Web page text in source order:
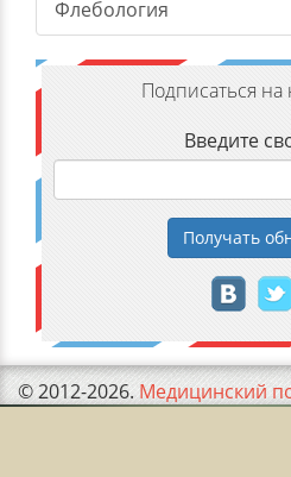
Флебология
Подписаться на
Введите
Получать
© 2012-2026. Медицинский